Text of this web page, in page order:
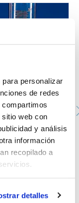
personalizar
de redes
web con
y análisis
información
recopilado a
detalles
hasta +170ºC.
y graduaciones
química. Base
KARTELL.
Subdivisión (ml):
Altura (mm):